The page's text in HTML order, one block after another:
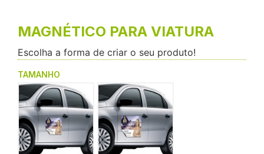
MAGNÉTICO PARA VIATURA
Escolha a forma de criar o seu produto!
TAMANHO